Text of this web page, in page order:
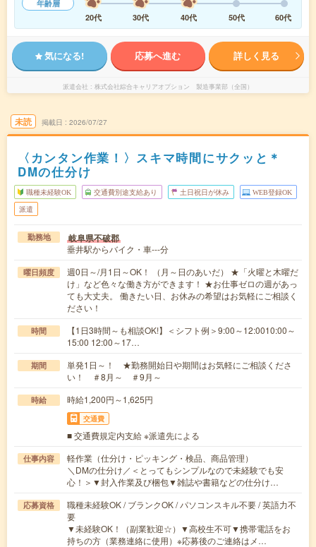
年齢層
20代
30代 40代 50代 60代
気になる! 応募へ進む 詳しく見る
派遣会社 株式会社綜合キャリアオプション 製造事業部（全国）
未読 掲載日 2026/07/27
〈カンタン作業！〉スキマ時間にサクッと＊
DMの仕分け
職種未経験OK 交通費別途支給あり 土日祝日が休み WEB登録OK
派遣
勤務地 岐阜県不破郡
垂井駅からバイク・車---分
曜日頻度
週0日～/月1日～OK！ （月～日のあいだ） ★「火曜と木曜だ
け」など色々な働き方ができます！ ★お仕事ゼロの週があっ
ても大丈夫。 働きたい日、お休みの希望はお気軽にご相談く
ださい！
時間
【1日3時間～も相談OK!】＜シフト例＞9:00～12:0010:00～
15:00 12:00～17…
期間
単発1日～！ ★勤務開始日や期間はお気軽にご相談くださ
い！ ＃8月～ ＃9月～
時給 時給1,200円～1,625円
交通費
■ 交通費規定内支給 ※派遣先による
仕事内容
軽作業（仕分け・ピッキング・検品、商品管理）
＼DMの仕分け／＜とってもシンプルなので未経験でも安
心！＞▼封入作業及び梱包▼雑誌や書籍などの仕分け…
応募資格
職種未経験OK / ブランクOK / パソコンスキル不要 / 英語力不
要
▼未経験OK！（副業歓迎☆）▼高校生不可▼携帯電話をお
持ちの方（業務連絡に使用）※応募後のご連絡はメ…